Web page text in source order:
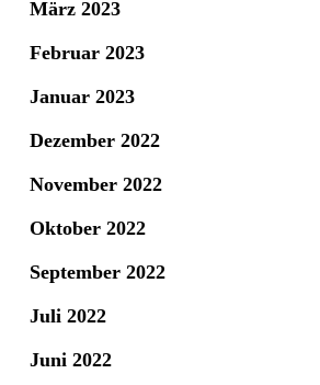
März 2023
Februar 2023
Januar 2023
Dezember 2022
November 2022
Oktober 2022
September 2022
Juli 2022
Juni 2022